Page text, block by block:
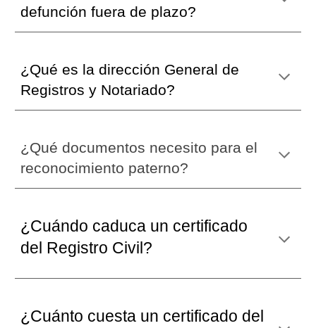
defunción fuera de plazo?
¿Qué es la dirección General de
Registros y Notariado?
¿Qué documentos necesito para el
reconocimiento paterno?
¿ Cuándo caduca un certificado
del Registro Civil?
¿Cuánto cuesta un certificado del